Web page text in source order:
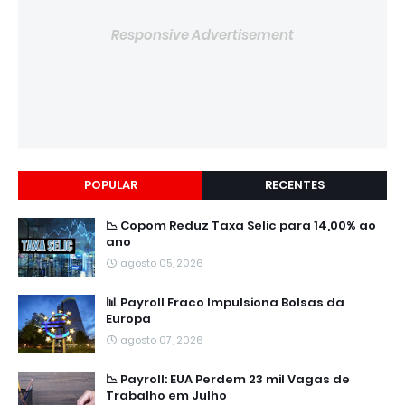
Responsive Advertisement
POPULAR RECENTES
📉 Copom Reduz Taxa Selic para 14,00% ao
ano
agosto 05, 2026
📊 Payroll Fraco Impulsiona Bolsas da
Europa
agosto 07, 2026
📉 Payroll: EUA Perdem 23 mil Vagas de
Trabalho em Julho